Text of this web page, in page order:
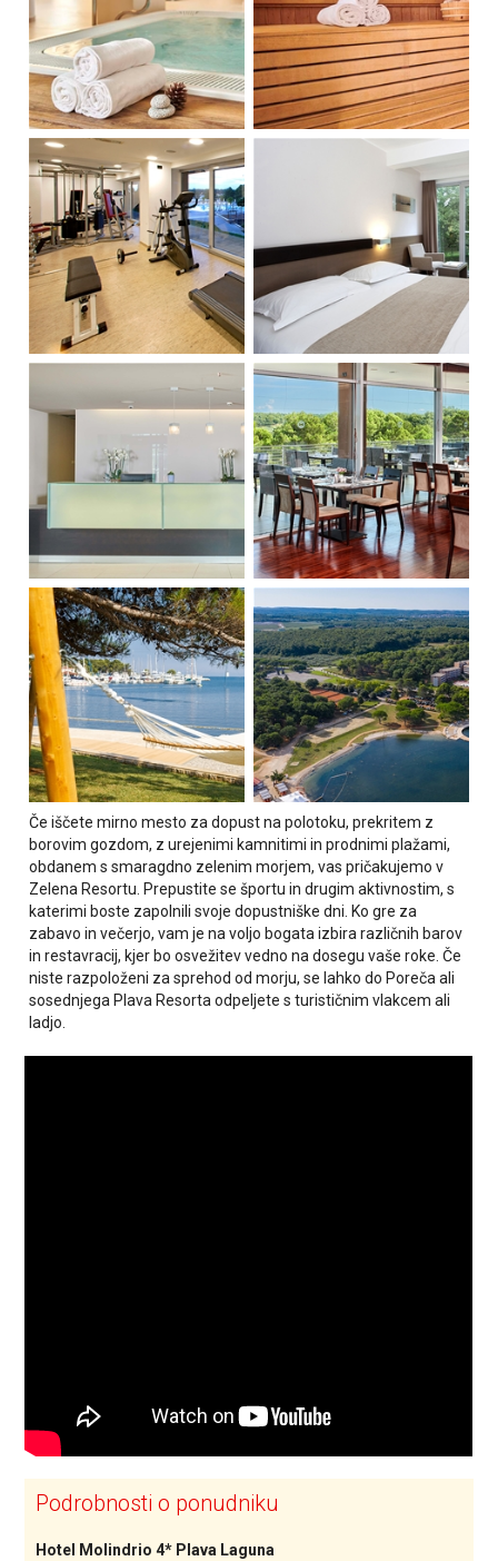
Če iščete mirno mesto za dopust na polotoku, prekritem z
borovim gozdom, z urejenimi kamnitimi in prodnimi plažami,
obdanem s smaragdno zelenim morjem, vas pričakujemo v
Zelena Resortu. Prepustite se športu in drugim aktivnostim, s
katerimi boste zapolnili svoje dopustniške dni. Ko gre za
zabavo in večerjo, vam je na voljo bogata izbira različnih barov
in restavracij, kjer bo osvežitev vedno na dosegu vaše roke.Če
niste razpoloženi za sprehod od morju, se lahko do Poreča ali
sosednjega Plava Resorta odpeljete s turističnim vlakcem ali
ladjo.
Podrobnosti o ponudniku
Hotel Molindrio 4* Plava Laguna